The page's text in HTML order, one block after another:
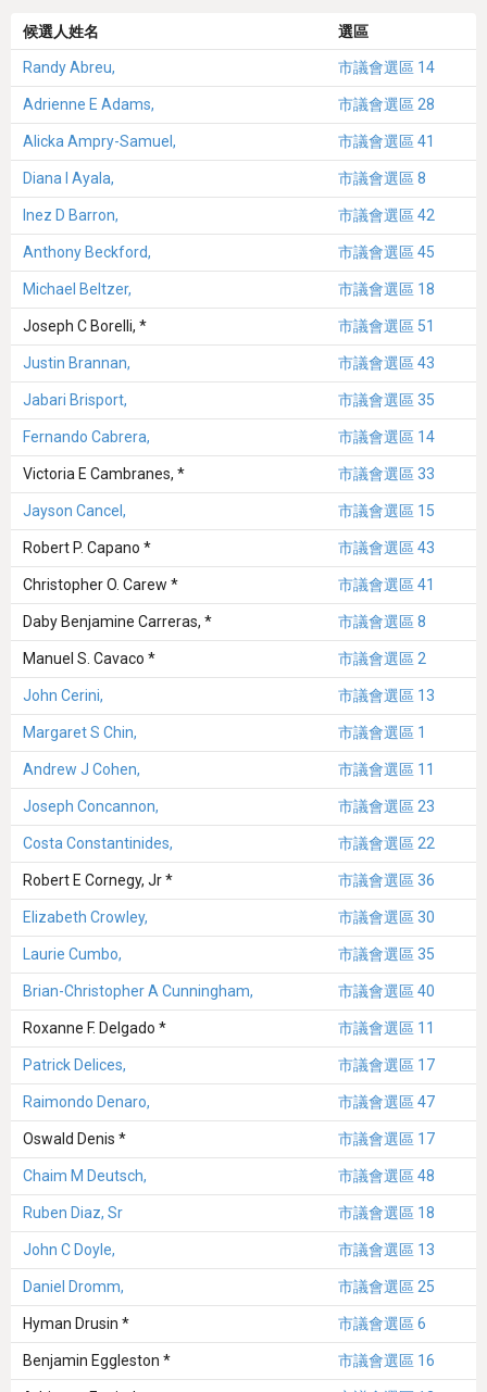
候選人姓名 選區
Randy Abreu, 市議會選區 14
Adrienne E Adams, 市議會選區 28
Alicka Ampry-Samuel, 市議會選區 41
Diana I Ayala, 市議會選區 8
Inez D Barron, 市議會選區 42
Anthony Beckford, 市議會選區 45
Michael Beltzer, 市議會選區 18
Joseph C Borelli, * 市議會選區 51
Justin Brannan, 市議會選區 43
Jabari Brisport, 市議會選區 35
Fernando Cabrera, 市議會選區 14
Victoria E Cambranes, * 市議會選區 33
Jayson Cancel, 市議會選區 15
Robert P. Capano * 市議會選區 43
Christopher O. Carew * 市議會選區 41
Daby Benjamine Carreras, * 市議會選區 8
Manuel S. Cavaco * 市議會選區 2
John Cerini, 市議會選區 13
Margaret S Chin, 市議會選區 1
Andrew J Cohen, 市議會選區 11
Joseph Concannon, 市議會選區 23
Costa Constantinides, 市議會選區 22
Robert E Cornegy, Jr * 市議會選區 36
Elizabeth Crowley, 市議會選區 30
Laurie Cumbo, 市議會選區 35
Brian-Christopher A Cunningham, 市議會選區 40
Roxanne F. Delgado * 市議會選區 11
Patrick Delices, 市議會選區 17
Raimondo Denaro, 市議會選區 47
Oswald Denis * 市議會選區 17
Chaim M Deutsch, 市議會選區 48
Ruben Diaz, Sr 市議會選區 18
John C Doyle, 市議會選區 13
Daniel Dromm, 市議會選區 25
Hyman Drusin * 市議會選區 6
Benjamin Eggleston * 市議會選區 16